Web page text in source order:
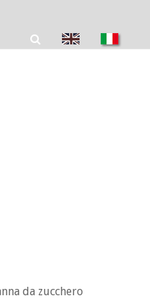
da zucchero